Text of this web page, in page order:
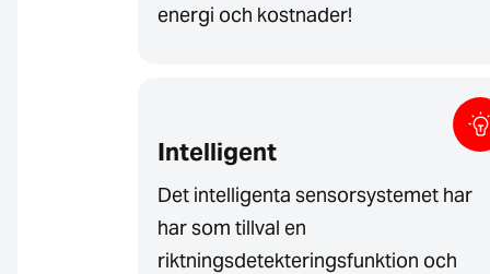
energi och kostnader!
Intelligent
Det intelligenta sensorsystemet har
har som tillval en
riktningsdetekteringsfunktion och